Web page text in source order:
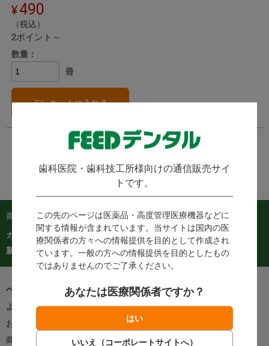
歯科医院・歯科技工所様向けの通信販売サイ
トです。
この先のページは医薬品・高度管理医療機器などに
関する情報が含まれています。当サイトは国内の医
療関係者の方々への情報提供を目的として作成され
ています。一般の方への情報提供を目的としたもの
ではありませんのでご了承ください。
あなたは医療関係者ですか？
490
（税込）
2ポイント～
数量：
冊
カートに入れる
商品を探す：
カテゴリーから探す
商品コードからご注文
在庫処分市
新着商品
人気商品TOP40 カタログ
ヘルプ＆ガイド
よくあるご質問・お問い合わせ
ご利用案内
お客様の声をかたちに
支払方法
商品のお届けについて
返品・交換について